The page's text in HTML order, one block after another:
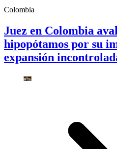
Colombia
Juez en Colombia
hipopótamos por su
expansión